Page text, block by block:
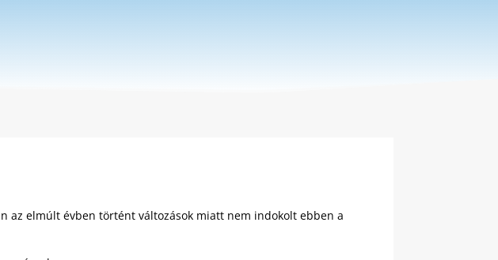
az elmúlt évben történt változások miatt nem indokolt ebben a